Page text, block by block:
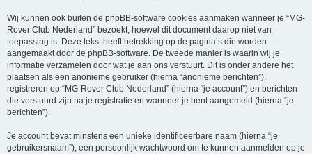
Wij kunnen ook buiten de phpBB-software cookies aanmaken wanneer je “MG-
Rover Club Nederland” bezoekt, hoewel dit document daarop niet van
toepassing is. Deze tekst heeft betrekking op de pagina’s die worden
aangemaakt door de phpBB-software. De tweede manier is waarin wij je
informatie verzamelen door wat je aan ons verstuurt. Dit is onder andere het
plaatsen als een anonieme gebruiker (hierna “anonieme berichten”),
registreren op “MG-Rover Club Nederland” (hierna “je account”) en berichten
die verstuurd zijn na je registratie en wanneer je bent aangemeld (hierna “je
berichten”).
Je account bevat minstens een unieke identificeerbare naam (hierna “je
gebruikersnaam”), een persoonlijk wachtwoord om te kunnen aanmelden op je